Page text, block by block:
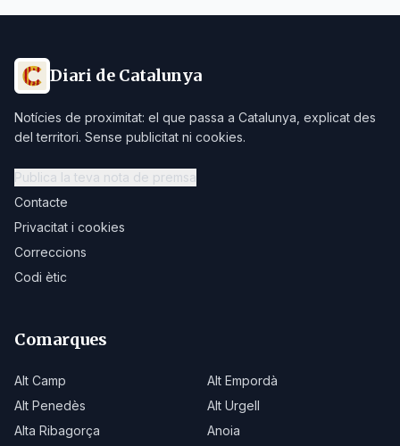
Diari de Catalunya
Notícies de proximitat: el que passa a Catalunya, explicat des
del territori. Sense publicitat ni cookies.
Publica la teva nota de premsa
Contacte
Privacitat i cookies
Correccions
Codi ètic
Comarques
Alt Camp
Alt Empordà
Alt Penedès
Alt Urgell
Alta Ribagorça
Anoia